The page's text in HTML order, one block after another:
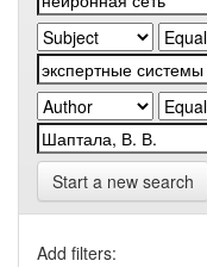
Start a new search
Add filters: